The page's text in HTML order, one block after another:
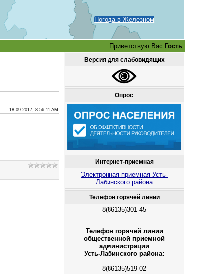
Погода в Железном
Приветствую Вас Гость
18.09.2017, 8.56.11 AM
Версия для слабовидящих
Опрос
Интернет-приемная
Электронная приемная Усть-
Лабинского района
Телефон горячей линии
8(86135)301-45
Телефон горячей линии
общественной приемной
администрации
Усть-Лабинского района:
8(86135)519-02